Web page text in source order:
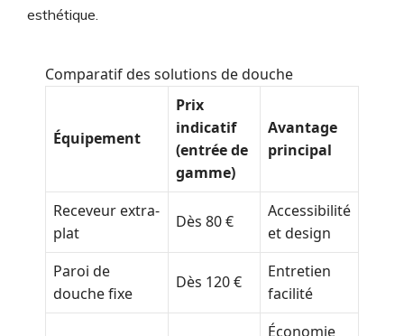
esthétique.
Comparatif des solutions de douche
Équipement
Prix
indicatif
(entrée de
gamme)
Avantage
principal
Receveur extra-
plat
Dès 80 €
Accessibilité
et design
Paroi de
douche fixe
Dès 120 €
Entretien
facilité
Économie